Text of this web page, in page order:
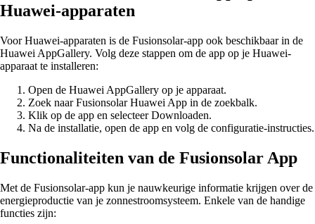
Huawei-apparaten
Voor Huawei-apparaten is de Fusionsolar-app ook beschikbaar in de
Huawei AppGallery. Volg deze stappen om de app op je Huawei-
apparaat te installeren:
Open de Huawei AppGallery op je apparaat.
Zoek naar Fusionsolar Huawei App in de zoekbalk.
Klik op de app en selecteer Downloaden.
Na de installatie, open de app en volg de configuratie-instructies.
Functionaliteiten van de Fusionsolar App
Met de Fusionsolar-app kun je nauwkeurige informatie krijgen over de
energieproductie van je zonnestroomsysteem. Enkele van de handige
functies zijn: